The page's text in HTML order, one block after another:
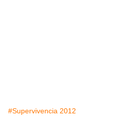
#Supervivencia 2012